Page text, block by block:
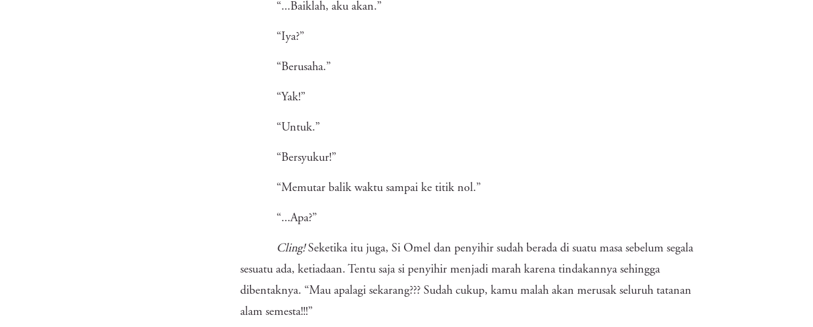
“...Baiklah, aku akan.”
“Iya?”
“Berusaha.”
“Yak!”
“Untuk.”
“Bersyukur!”
“Memutar balik waktu sampai ke titik nol.”
“...Apa?”
Cling!Seketika itu juga, Si Omel dan penyihir sudah berada di suatu masa sebelum segala
sesuatu ada, ketiadaan. Tentu saja si penyihir menjadi marah karena tindakannya sehingga
dibentaknya. “Mau apalagi sekarang??? Sudah cukup, kamu malah akan merusak seluruh tatanan
alam semesta!!!”